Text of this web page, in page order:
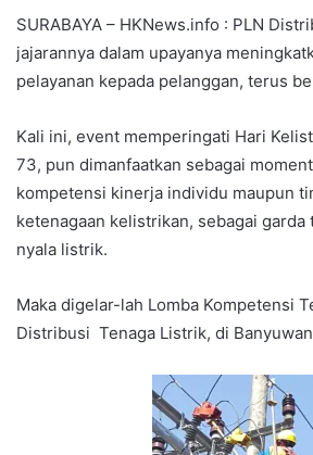
SURABAYA – HKNews.info : PLN
jajarannya dalam upayanya
pelayanan kepada pelanggan, terus
Kali ini, event memperingati Hari
73, pun dimanfaatkan sebagai
kompetensi kinerja individu maupun
ketenagaan kelistrikan, sebagai garda
nyala listrik.
Maka digelar-lah Lomba Kompetensi
Distribusi Tenaga Listrik, di